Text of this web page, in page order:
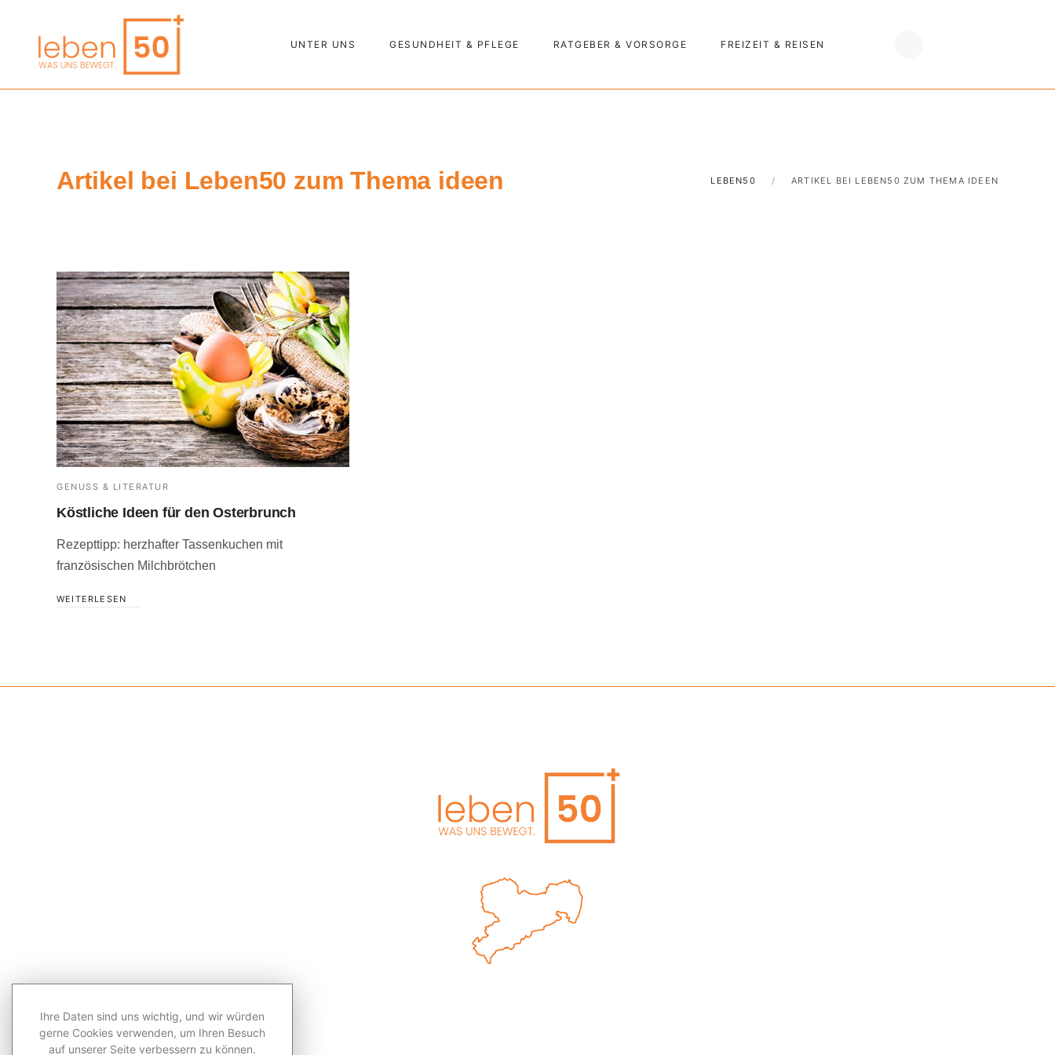
UNTER UNS GESUNDHEIT & PFLEGE RATGEBER & VORSORGE FREIZEIT & REISEN
Artikel bei Leben50 zum Thema ideen LEBEN50 ARTIKEL BEI LEBEN50 ZUM THEMA IDEEN
GENUSS & LITERATUR
Köstliche Ideen für den Osterbrunch
Rezepttipp: herzhafter Tassenkuchen mit
französischen Milchbrötchen
WEITERLESEN
Ihre Daten sind uns wichtig, und wir würden
gerne Cookies verwenden, um Ihren Besuch
auf unserer Seite verbessern zu können.